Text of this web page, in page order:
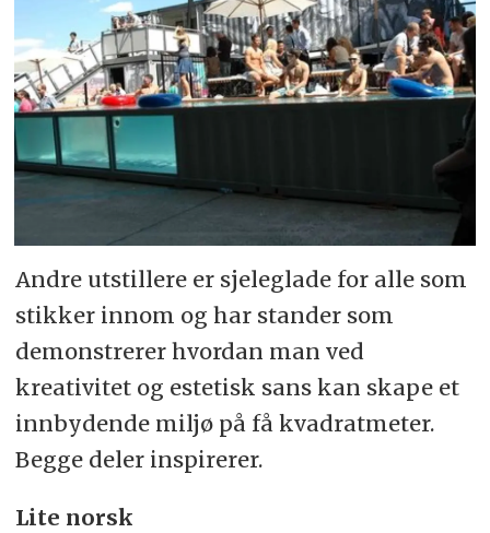
Andre utstillere er sjeleglade for alle som
stikker innom og har stander som
demonstrerer hvordan man ved
kreativitet og estetisk sans kan skape et
innbydende miljø på få kvadratmeter.
Begge deler inspirerer.
Lite norsk